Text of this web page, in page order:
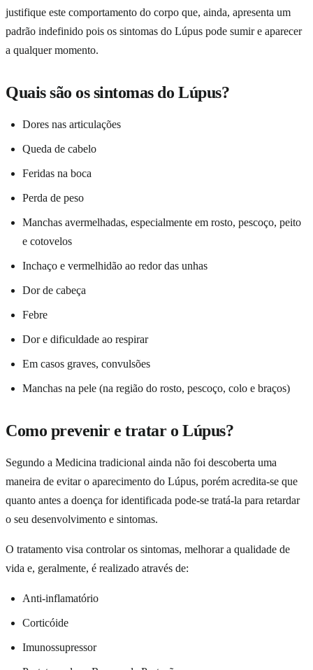
justifique este comportamento do corpo que, ainda, apresenta um
padrão indefinido pois os sintomas do Lúpus pode sumir e aparecer
a qualquer momento.
Quais são os sintomas do Lúpus?
Dores nas articulações
Queda de cabelo
Feridas na boca
Perda de peso
Manchas avermelhadas, especialmente em rosto, pescoço, peito
e cotovelos
Inchaço e vermelhidão ao redor das unhas
Dor de cabeça
Febre
Dor e dificuldade ao respirar
Em casos graves, convulsões
Manchas na pele (na região do rosto, pescoço, colo e braços)
Como prevenir e tratar o Lúpus?
Segundo a Medicina tradicional ainda não foi descoberta uma
maneira de evitar o aparecimento do Lúpus, porém acredita-se que
quanto antes a doença for identificada pode-se tratá-la para retardar
o seu desenvolvimento e sintomas.
O tratamento visa controlar os sintomas, melhorar a qualidade de
vida e, geralmente, é realizado através de:
Anti-inflamatório
Corticóide
Imunossupressor